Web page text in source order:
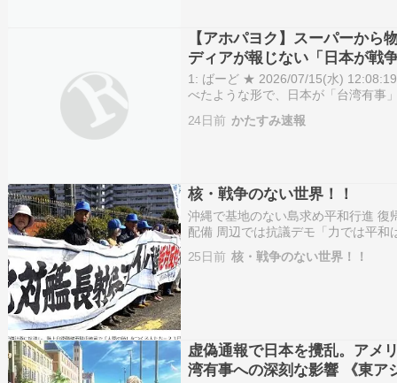
【アホパヨク】スーパーか
ディアが報じない「日本が戦
1: ばーど ★ 2026/07/15(水)
べたような形で、日本が「台湾有事
ったら何が起きるのか。軍事シミ
らしへの影響はほ…
24日前 かたすみ速報
核・戦争のない世界！！
沖縄で基地のない島求め平和行進
配備 周辺では抗議デモ「力では平和
程ミサイル、３１日に配備 敵基地
成32％ 反対53％ NHK世論調査住民
25日前 核・戦争のない世界！！
虚偽通報で日本を攪乱。アメ
湾有事への深刻な影響 《東ア